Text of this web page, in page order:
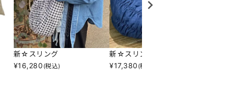
新☆スリング
¥16,280 (税込)
新☆スリング
¥17,380 (税込)